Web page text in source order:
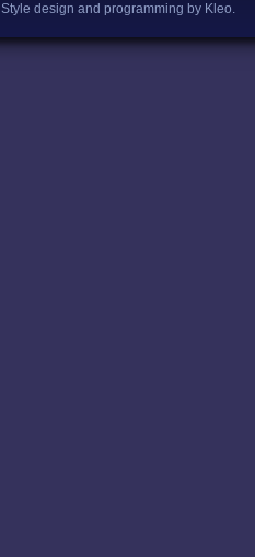
Style design and programming by Kleo.